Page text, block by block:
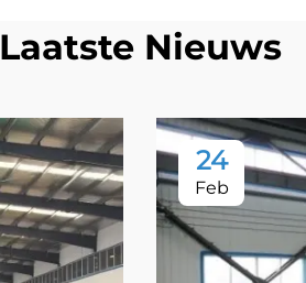
Laatste Nieuws
24
Feb